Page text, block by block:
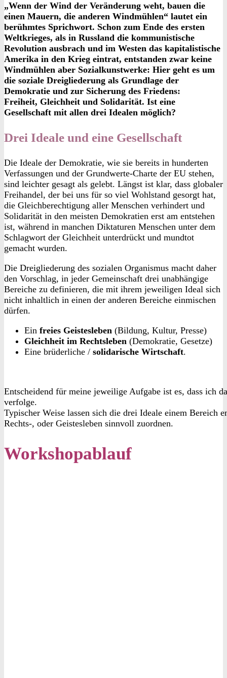
„Wenn der Wind der Veränderung weht, bauen die
einen Mauern, die anderen Windmühlen“ lautet ein
berühmtes Sprichwort. Schon zum Ende des ersten
Weltkrieges, als in Russland die kommunistische
Revolution ausbrach und im Westen das kapitalistische
Amerika in den Krieg eintrat, entstanden zwar keine
Windmühlen aber Sozialkunstwerke: Hier geht es um
die soziale Dreigliederung als Grundlage der
Demokratie und zur Sicherung des Friedens:
Freiheit, Gleichheit und Solidarität. Ist eine
Gesellschaft mit allen drei Idealen möglich?
Drei Ideale und eine Gesellschaft
Die Ideale der Demokratie, wie sie bereits in hunderten
Verfassungen und der Grundwerte-Charte der EU stehen,
sind leichter gesagt als gelebt. Längst ist klar, dass globaler
Freihandel, der bei uns für so viel Wohlstand gesorgt hat,
die Gleichberechtigung aller Menschen verhindert und
Solidarität in den meisten Demokratien erst am entstehen
ist, während in manchen Diktaturen Menschen unter dem
Schlagwort der Gleichheit unterdrückt und mundtot
gemacht wurden.
Die Dreigliederung des sozialen Organismus macht daher
den Vorschlag, in jeder Gemeinschaft drei unabhängige
Bereiche zu definieren, die mit ihrem jeweiligen Ideal sich
nicht inhaltlich in einen der anderen Bereiche einmischen
dürfen.
Ein freies Geistesleben (Bildung, Kultur, Presse)
Gleichheit im Rechtsleben (Demokratie, Gesetze)
Eine brüderliche / solidarische Wirtschaft.
Entscheidend für meine jeweilige Aufgabe ist es, dass ich
verfolge.
Typischer Weise lassen sich die drei Ideale einem Bereich
Rechts-, oder Geistesleben sinnvoll zuordnen.
Workshopablauf